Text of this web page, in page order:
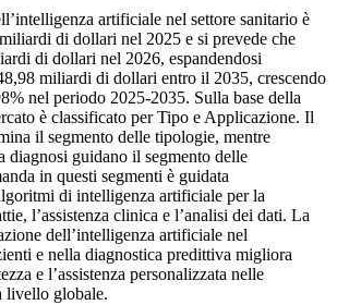
artificiale nel settore sanitario è
di dollari nel 2025 e si prevede che
di dollari nel 2026, espandendosi
miliardi di dollari entro il 2035, crescendo
nel periodo 2025-2035. Sulla base della
è classificato per Tipo e Applicazione. Il
il segmento delle tipologie, mentre
diagnosi guidano il segmento delle
in questi segmenti è guidata
di intelligenza artificiale per la
l’assistenza clinica e l’analisi dei dati. La
dell’intelligenza artificiale nel
e nella diagnostica predittiva migliora
e l’assistenza personalizzata nelle
livello globale.